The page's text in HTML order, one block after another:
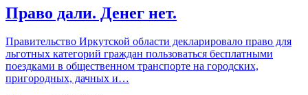
Право дали. Денег нет.
Правительство Иркутской области декларировало право для
льготных категорий граждан пользоваться бесплатными
поездками в общественном транспорте на городских,
пригородных, дачных и…